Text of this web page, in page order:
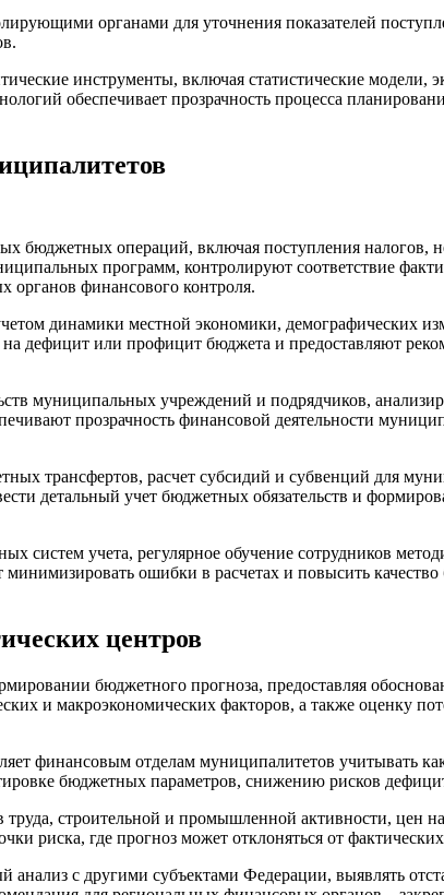
органами для уточнения показателей
инструменты, включая статистические модели,
обеспечивает прозрачность процесса
бюджетных операций, включая поступления налогов,
программ, контролируют соответствие
органов финансового контроля.
динамики местной экономики, демографических
дефицит или профицит бюджета и предоставляют
муниципальных учреждений и подрядчиков,
прозрачность финансовой деятельности
трансфертов, расчет субсидий и субвенций для
детальный учет бюджетных обязательств и
учета, регулярное обучение сотрудников
ошибки в расчетах и повысить
центров
бюджетного прогноза, предоставляя
и макроэкономических факторов, а также оценку
финансовым отделам муниципалитетов учитывать
бюджетных параметров, снижению рисков
строительной и промышленной активности, цен
риска, где прогноз может отклоняться от
с другими субъектами Федерации, выявлять